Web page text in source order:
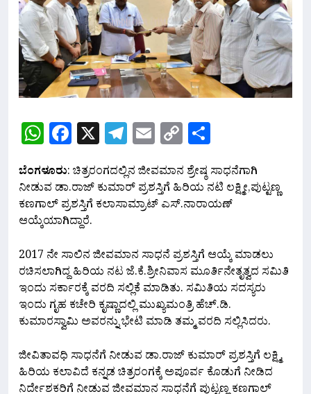
WhatsApp
Facebook
X Telegram
Email
Copy
Link
ಬೆಂಗಳೂರು: ಚಿತ್ರರಂಗದಲ್ಲಿನ ಜೀವಮಾನ ಶ್ರೇಷ್ಠ ಸಾಧನೆಗಾಗಿ
ನೀಡುವ ಡಾ.ರಾಜ್ ಕುಮಾರ್ ಪ್ರಶಸ್ತಿಗೆ ಹಿರಿಯ ನಟಿ ಲಕ್ಷ್ಮೀ,ಪುಟ್ಟಣ್ಣ
ಕಣಗಾಲ್ ಪ್ರಶಸ್ತಿಗೆ ಕಲಾಸಾಮ್ರಾಟ್ ಎಸ್.ನಾರಾಯಣ್
ಆಯ್ಕೆಯಾಗಿದ್ದಾರೆ.
2017 ನೇ ಸಾಲಿನ ಜೀವಮಾನ ಸಾಧನೆ ಪ್ರಶಸ್ತಿಗೆ ಆಯ್ಕೆ ಮಾಡಲು
ರಚಿಸಲಾಗಿದ್ದ ಹಿರಿಯ ನಟ ಜೆ.ಕೆ.ಶ್ರೀನಿವಾಸ ಮೂರ್ತಿನೇತೃತ್ವದ ಸಮಿತಿ
ಇಂದು ಸರ್ಕಾರಕ್ಕೆ‌ ವರದಿ ಸಲ್ಲಿಕೆ ಮಾಡಿತು. ಸಮಿತಿಯ ಸದಸ್ಯರು
ಇಂದು ಗೃಹ ಕಚೇರಿ ಕೃಷ್ಣಾದಲ್ಲಿ ಮುಖ್ಯಮಂತ್ರಿ ಹೆಚ್.ಡಿ.
ಕುಮಾರಸ್ವಾಮಿ ಅವರನ್ನು ಭೇಟಿ ಮಾಡಿ ತಮ್ಮ ವರದಿ ಸಲ್ಲಿಸಿದರು.
ಜೀವಿತಾವಧಿ ಸಾಧನೆಗೆ ನೀಡುವ ಡಾ.ರಾಜ್ ಕುಮಾರ್ ಪ್ರಶಸ್ತಿಗೆ ಲಕ್ಷ್ಮಿ,
ಹಿರಿಯ ಕಲಾವಿದೆ ಕನ್ನಡ ಚಿತ್ರರಂಗಕ್ಕೆ ಅಪೂರ್ವ ಕೊಡುಗೆ ನೀಡಿದ